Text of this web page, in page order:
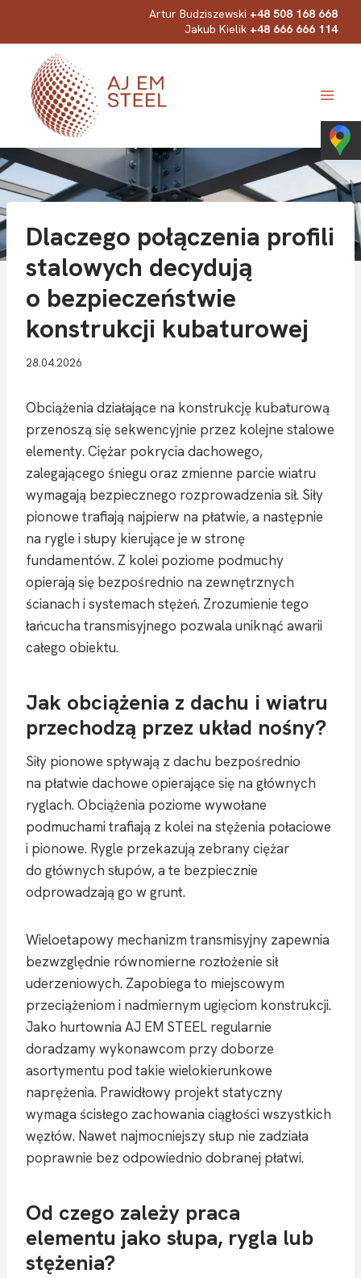
Artur Budziszewski +48 508 168 668
Jakub Kielik +48 666 666 114
Dlaczego połączenia profili
stalowych decydują
o bezpieczeństwie
konstrukcji kubaturowej
28.04.2026
Obciążenia działające na konstrukcję kubaturową
przenoszą się sekwencyjnie przez kolejne stalowe
elementy. Ciężar pokrycia dachowego,
zalegającego śniegu oraz zmienne parcie wiatru
wymagają bezpiecznego rozprowadzenia sił. Siły
pionowe trafiają najpierw na płatwie, a następnie
na rygle i słupy kierujące je w stronę
fundamentów. Z kolei poziome podmuchy
opierają się bezpośrednio na zewnętrznych
ścianach i systemach stężeń. Zrozumienie tego
łańcucha transmisyjnego pozwala uniknąć awarii
całego obiektu.
Jak obciążenia z dachu i wiatru
przechodzą przez układ nośny?
Siły pionowe spływają z dachu bezpośrednio
na płatwie dachowe opierające się na głównych
ryglach. Obciążenia poziome wywołane
podmuchami trafiają z kolei na stężenia połaciowe
i pionowe. Rygle przekazują zebrany ciężar
do głównych słupów, a te bezpiecznie
odprowadzają go w grunt.
Wieloetapowy mechanizm transmisyjny zapewnia
bezwzględnie równomierne rozłożenie sił
uderzeniowych. Zapobiega to miejscowym
przeciążeniom i nadmiernym ugięciom konstrukcji.
Jako hurtownia AJ EM STEEL regularnie
doradzamy wykonawcom przy doborze
asortymentu pod takie wielokierunkowe
naprężenia. Prawidłowy projekt statyczny
wymaga ścisłego zachowania ciągłości wszystkich
węzłów. Nawet najmocniejszy słup nie zadziała
poprawnie bez odpowiednio dobranej płatwi.
Od czego zależy praca
elementu jako słupa, rygla lub
stężenia?